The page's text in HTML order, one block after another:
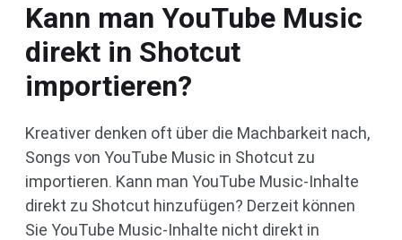
Kann man YouTube Music
direkt in Shotcut
importieren?
Kreativer denken oft über die Machbarkeit nach,
Songs von YouTube Music in Shotcut zu
importieren. Kann man YouTube Music-Inhalte
direkt zu Shotcut hinzufügen? Derzeit können
Sie YouTube Music-Inhalte nicht direkt in